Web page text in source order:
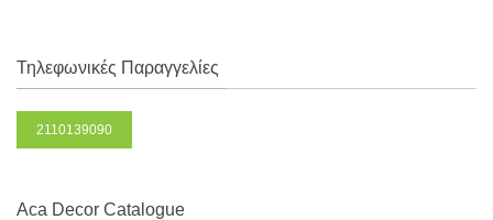
Τηλεφωνικές Παραγγελίες
2110139090
Aca Decor Catalogue